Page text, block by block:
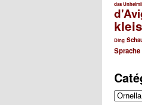
das
Ding
Sprache